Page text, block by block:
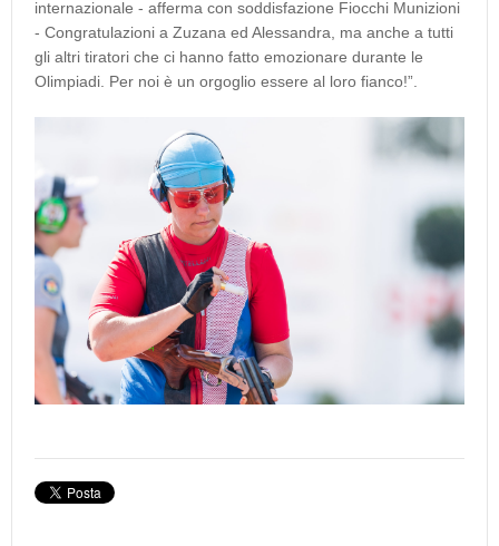
internazionale - afferma con soddisfazione Fiocchi Munizioni
- Congratulazioni a Zuzana ed Alessandra, ma anche a tutti
gli altri tiratori che ci hanno fatto emozionare durante le
Olimpiadi. Per noi è un orgoglio essere al loro fianco!”.